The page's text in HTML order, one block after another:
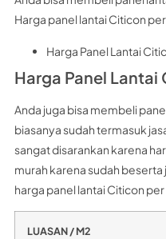
Harga panel lantai Citicon
Harga Panel Lantai
Harga Panel Lantai
Anda juga bisa membeli
biasanya sudah termasuk
sangat disarankan karena
murah karena sudah
harga panel lantai Citicon per
LUASAN / M2